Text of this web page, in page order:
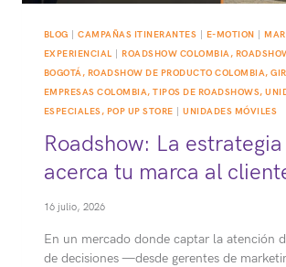
BLOG |CAMPAÑAS ITINERANTES E-MOTION
EXPERIENCIAL
ROADSHOW COLOMBIA,
BOGOTÁ, ROADSHOW DE PRODUCTO COLOMBIA,
EMPRESAS COLOMBIA, TIPOS DE ROADSHOWS,
ESPECIALES, POP UP STORE |UNIDADES MÓVILES
Roadshow: La
acerca tu marca al
16 julio, 2026
En un mercado donde captar la atención
de decisiones —desde gerentes de